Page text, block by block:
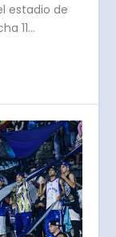
estadio de
11...